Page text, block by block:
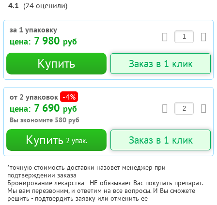
4.1 (24 оценили)
за 1 упаковку
цена: 7 980 руб
Купить Заказ в 1 клик
от 2 упаковок -4%
цена: 7 690 руб
Вы экономите 580 руб
Купить 2 упак. Заказ в 1 клик
*точную стоимость доставки назовет менеджер при
подтверждении заказа
Бронирование лекарства - НЕ обязывает Вас покупать препарат.
Мы вам перезвоним, и ответим на все вопросы. И Вы сможете
решить - подтвердить заявку или отменить ее